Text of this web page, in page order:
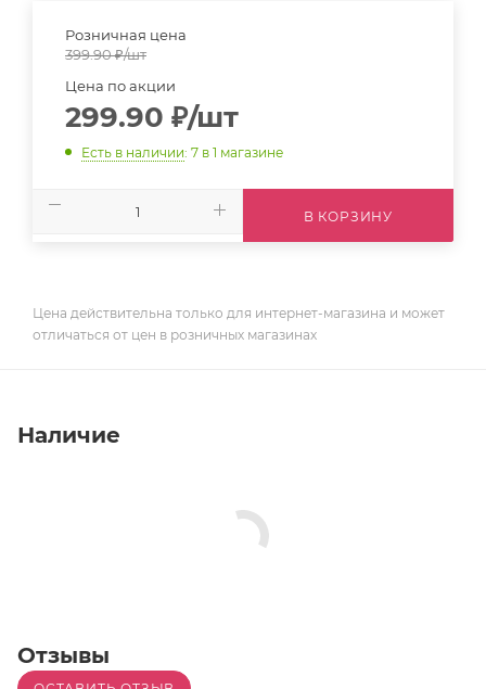
Розничная цена
399.90₽/шт
Цена по акции
299.90 ₽/шт
Есть в наличии: 7 в 1 магазине
В КОРЗИНУ
Цена действительна только для интернет-магазина и может
отличаться от цен в розничных магазинах
Наличие
Отзывы